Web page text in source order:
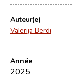
Auteur(e)
Valerija Berdi
Année
2025